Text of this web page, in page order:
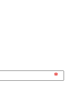
*